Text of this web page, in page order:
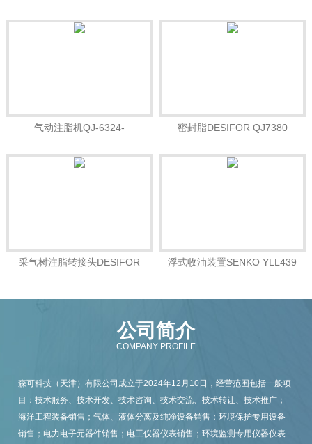
气动注脂机QJ-6324-
密封脂DESIFOR QJ7380
采气树注脂转接头DESIFOR
浮式收油装置SENKO YLL439
公司简介
COMPANY PROFILE
森可科技（天津）有限公司成立于2024年12月10日，经营范围包括一般项
目：技术服务、技术开发、技术咨询、技术交流、技术转让、技术推广；
海洋工程装备销售；气体、液体分离及纯净设备销售；环境保护专用设备
销售；电力电子元器件销售；电工仪器仪表销售；环境监测专用仪器仪表